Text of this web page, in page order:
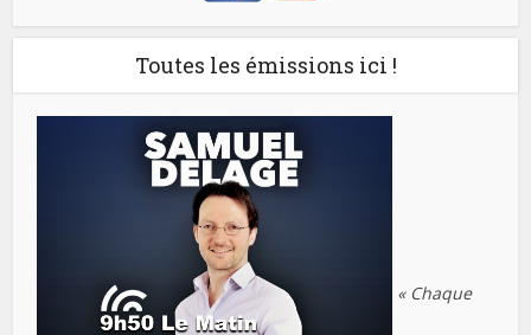
Toutes les émissions ici !
« Chaque